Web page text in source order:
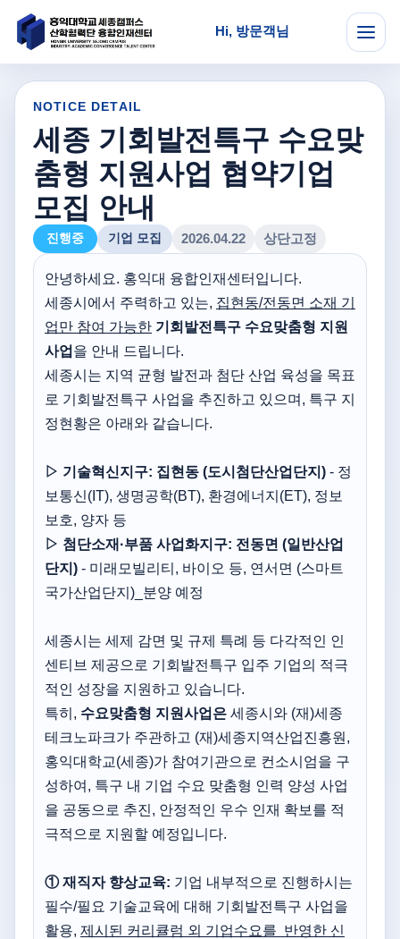
Hi, 방문객님 메뉴
NOTICE DETAIL
세종 기회발전특구 수요맞
춤형 지원사업 협약기업
모집 안내
진행중 기업 모집 2026.04.22 상단고정
안녕하세요. 홍익대 융합인재센터입니다.
세종시에서 주력하고 있는, 집현동/전동면 소재 기
업만 참여 가능한 기회발전특구 수요맞춤형 지원
사업 을 안내 드립니다.
세종시는 지역 균형 발전과 첨단 산업 육성을 목표
로 기회발전특구 사업을 추진하고 있으며, 특구 지
정현황은 아래와 같습니다.
▷ 기술혁신지구: 집현동 (도시첨단산업단지) - 정
보통신(IT), 생명공학(BT), 환경에너지(ET), 정보
보호, 양자 등
▷ 첨단소재·부품 사업화지구: 전동면 (일반산업
단지) - 미래모빌리티, 바이오 등, 연서면 (스마트
국가산업단지)_분양 예정
세종시는 세제 감면 및 규제 특례 등 다각적인 인
센티브 제공으로 기회발전특구 입주 기업의 적극
적인 성장을 지원하고 있습니다.
특히, 수요맞춤형 지원사업은 세종시와 (재)세종
테크노파크가 주관하고 (재)세종지역산업진흥원,
홍익대학교(세종)가 참여기관으로 컨소시엄을 구
성하여, 특구 내 기업 수요 맞춤형 인력 양성 사업
을 공동으로 추진, 안정적인 우수 인재 확보를 적
극적으로 지원할 예정입니다.
① 재직자 향상교육: 기업 내부적으로 진행하시는
필수/필요 기술교육에 대해 기회발전특구 사업을
활용, 제시된 커리큘럼 외 기업수요를 반영한 신